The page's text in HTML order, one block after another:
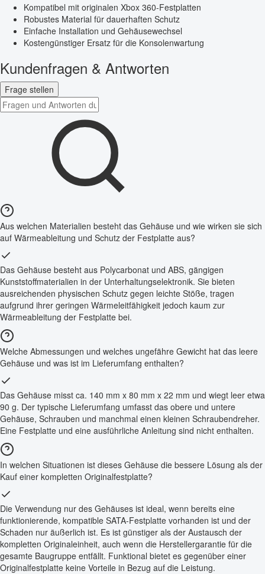
Kompatibel mit originalen Xbox 360-Festplatten
Robustes Material für dauerhaften Schutz
Einfache Installation und Gehäusewechsel
Kostengünstiger Ersatz für die Konsolenwartung
Kundenfragen & Antworten
Frage stellen
Aus welchen Materialien besteht das Gehäuse und wie wirken sie sich
auf Wärmeableitung und Schutz der Festplatte aus?
Das Gehäuse besteht aus Polycarbonat und ABS, gängigen
Kunststoffmaterialien in der Unterhaltungselektronik. Sie bieten
ausreichenden physischen Schutz gegen leichte Stöße, tragen
aufgrund ihrer geringen Wärmeleitfähigkeit jedoch kaum zur
Wärmeableitung der Festplatte bei.
Welche Abmessungen und welches ungefähre Gewicht hat das leere
Gehäuse und was ist im Lieferumfang enthalten?
Das Gehäuse misst ca. 140 mm x 80 mm x 22 mm und wiegt leer etwa
90 g. Der typische Lieferumfang umfasst das obere und untere
Gehäuse, Schrauben und manchmal einen kleinen Schraubendreher.
Eine Festplatte und eine ausführliche Anleitung sind nicht enthalten.
In welchen Situationen ist dieses Gehäuse die bessere Lösung als der
Kauf einer kompletten Originalfestplatte?
Die Verwendung nur des Gehäuses ist ideal, wenn bereits eine
funktionierende, kompatible SATA-Festplatte vorhanden ist und der
Schaden nur äußerlich ist. Es ist günstiger als der Austausch der
kompletten Originaleinheit, auch wenn die Herstellergarantie für die
gesamte Baugruppe entfällt. Funktional bietet es gegenüber einer
Originalfestplatte keine Vorteile in Bezug auf die Leistung.